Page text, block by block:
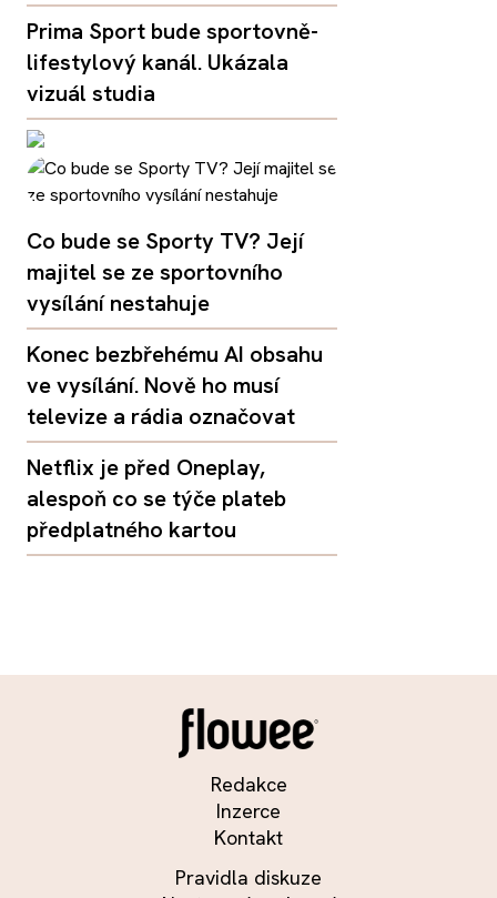
Prima Sport bude sportovně-
lifestylový kanál. Ukázala
vizuál studia
Co bude se Sporty TV? Její
majitel se ze sportovního
vysílání nestahuje
Konec bezbřehému AI obsahu
ve vysílání. Nově ho musí
televize a rádia označovat
Netflix je před Oneplay,
alespoň co se týče plateb
předplatného kartou
Redakce
Inzerce
Kontakt
Pravidla diskuze